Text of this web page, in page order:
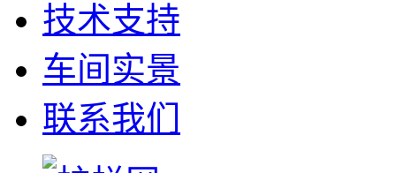
技术支持
车间实景
联系我们